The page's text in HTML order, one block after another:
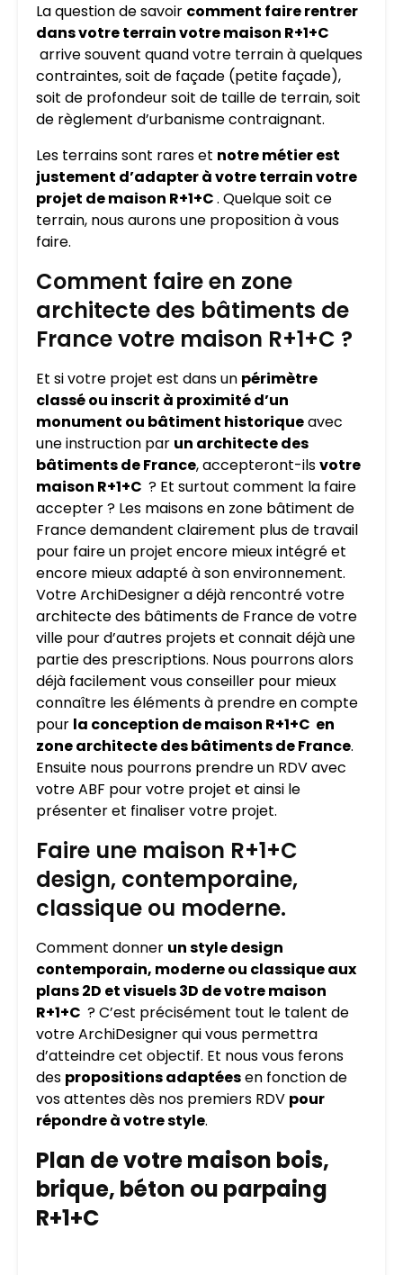
La question de savoir comment faire rentrer
dans votre terrain votre maison R+1+C
arrive souvent quand votre terrain à quelques
contraintes, soit de façade (petite façade),
soit de profondeur soit de taille de terrain, soit
de règlement d’urbanisme contraignant.
Les terrains sont rares et notre métier est
justement d’adapter à votre terrain votre
projet de maison R+1+C. Quelque soit ce
terrain, nous aurons une proposition à vous
faire.
Comment faire en zone
architecte des bâtiments de
France votre maison R+1+C ?
Et si votre projet est dans un périmètre
classé ou inscrit à proximité d’un
monument ou bâtiment historiqueavec
une instruction par un architecte des
bâtiments de France, accepteront-ilsvotre
maison R+1+C ? Et surtout comment la faire
accepter ? Les maisons en zone bâtiment de
France demandent clairement plus de travail
pour faire un projet encore mieux intégré et
encore mieux adapté à son environnement.
Votre ArchiDesigner a déjà rencontré votre
architecte des bâtiments de France de votre
ville pour d’autres projets et connait déjà une
partie des prescriptions. Nous pourrons alors
déjà facilement vous conseiller pour mieux
connaître les éléments à prendre en compte
pour la conception de maison R+1+C en
zone architecte des bâtiments de France.
Ensuite nous pourrons prendre un RDV avec
votre ABF pour votre projet et ainsi le
présenter et finaliser votre projet.
Faire une maison R+1+C
design, contemporaine,
classique ou moderne.
Comment donner un style design
contemporain, moderne ou classique aux
plans 2D et visuels 3D de votre maison
R+1+C ? C’est précisément tout le talent de
votre ArchiDesigner qui vous permettra
d’atteindre cet objectif. Et nous vous ferons
des propositions adaptéesen fonction de
vos attentes dès nos premiers RDV pour
répondre à votre style.
Plan de votre maison bois,
brique, béton ou parpaing
R+1+C